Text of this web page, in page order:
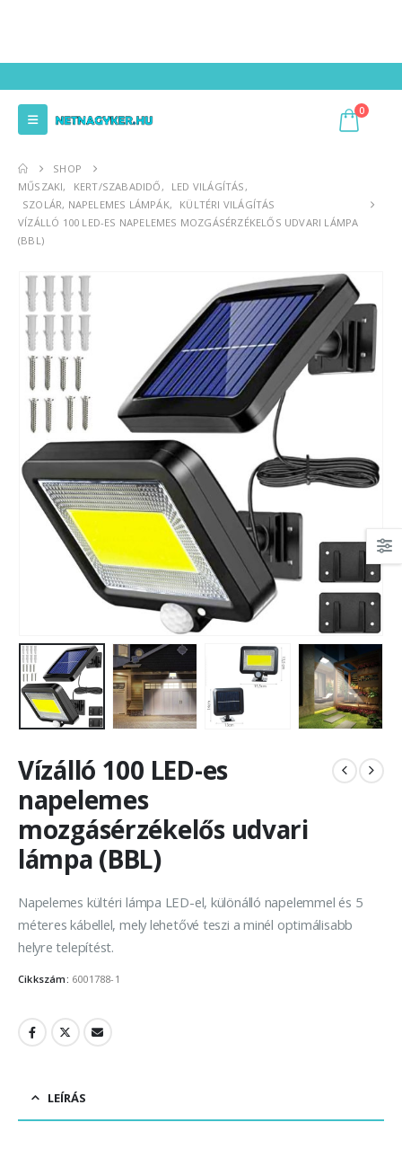
0
SHOP
MŰSZAKI, KERT/SZABADIDŐ, LED VILÁGÍTÁS,
SZOLÁR, NAPELEMES LÁMPÁK,
KÜLTÉRI VILÁGÍTÁS
VÍZÁLLÓ 100 LED-ES NAPELEMES MOZGÁSÉRZÉKELŐS UDVARI LÁMPA
(BBL)
Vízálló 100 LED-es
napelemes
mozgásérzékelős udvari
lámpa (BBL)
Napelemes kültéri lámpa LED-el, különálló napelemmel és 5
méteres kábellel, mely lehetővé teszi a minél optimálisabb
helyre telepítést.
Cikkszám: 6001788-1
LEÍRÁS